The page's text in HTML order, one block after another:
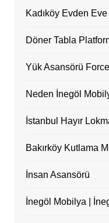
Kadıköy Evden
Döner Tabla
Yük Asansörü
Neden İnegöl
İstanbul Hayır
Bakırköy Kutlama
İnsan Asansörü
İnegöl Mobilya |